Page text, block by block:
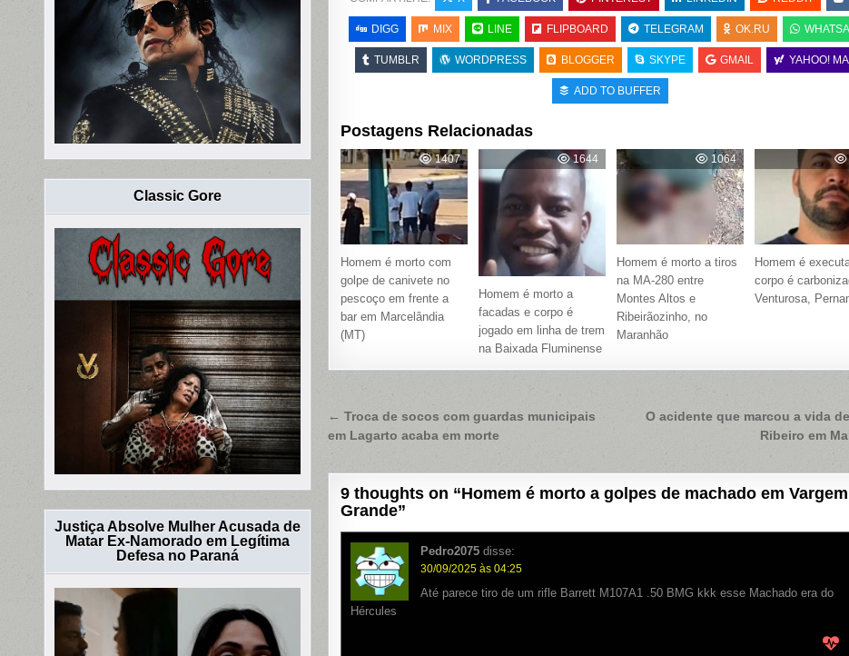
DIGG MIX LINE FLIPBOARD TELEGRAM OK.RU
TUMBLR WORDPRESS BLOGGER SKYPE GMAIL YAHOO!
ADD TO BUFFER
Postagens Relacionadas
1407
Homem é morto com
golpe de canivete no
pescoço em frente a
bar em Marcelândia
(MT)
1644
Homem é morto a
facadas e corpo é
jogado em linha de trem
na Baixada Fluminense
1064
Homem é morto a tiros
na MA-280 entre
Montes Altos e
Ribeirãozinho, no
Maranhão
Homem é
corpo é
Venturosa,
Navegação
de
Post
O acidente que marcou a vida
Ribeiro em
← Troca de socos com guardas municipais
em Lagarto acaba em morte
9 thoughts on “Homem é morto a golpes de machado em Vargem
Grande”
Pedro2075 disse:
30/09/2025 às 04:25
Até parece tiro de um rifle Barrett M107A1 .50 BMG kkk esse Machado era do
Hércules
Classic Gore
Justiça Absolve Mulher Acusada de
Matar Ex-Namorado em Legítima
Defesa no Paraná